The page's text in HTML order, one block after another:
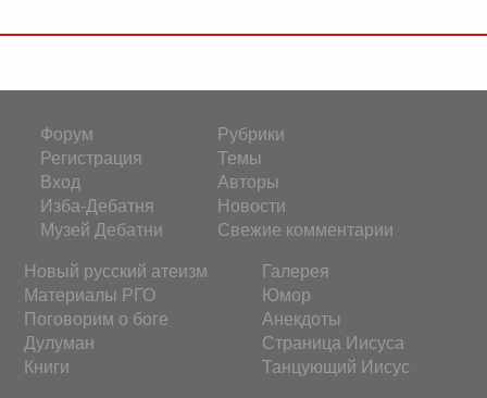
Форум
Регистрация
Вход
Изба-Дебатня
Музей Дебатни
Рубрики
Темы
Авторы
Новости
Свежие комментарии
Новый русский атеизм
Материалы РГО
Поговорим о боге
Дулуман
Книги
Галерея
Юмор
Анекдоты
Страница Иисуса
Танцующий Иисус